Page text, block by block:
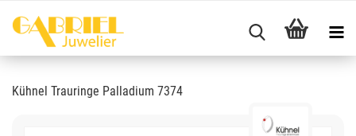
Kühnel Trauringe Palladium 7374